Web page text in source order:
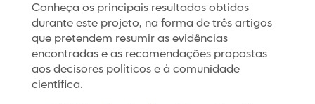
Conheça os principais resultados obtidos
durante este projeto, na forma de três artigos
que pretendem resumir as evidências
encontradas e as recomendações propostas
aos decisores políticos e à comunidade
científica.